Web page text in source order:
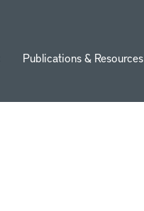
Publications & Resources